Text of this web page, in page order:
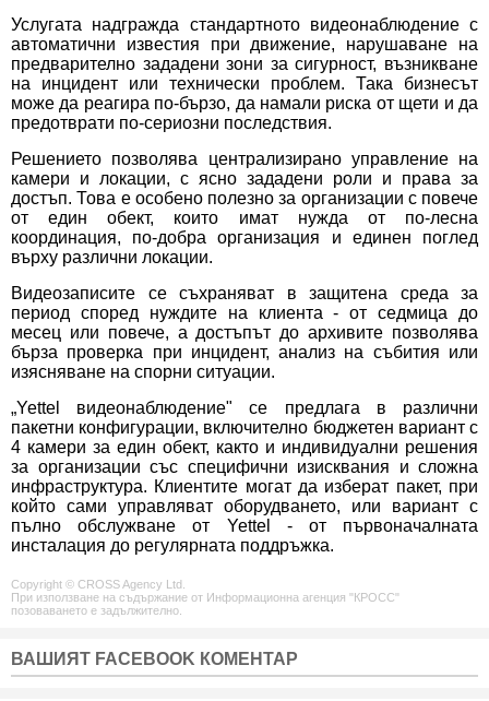
Услугата надгражда стандартното видеонаблюдение с
автоматични известия при движение, нарушаване на
предварително зададени зони за сигурност, възникване
на инцидент или технически проблем. Така бизнесът
може да реагира по-бързо, да намали риска от щети и да
предотврати по-сериозни последствия.
Решението позволява централизирано управление на
камери и локации, с ясно зададени роли и права за
достъп. Това е особено полезно за организации с повече
от един обект, които имат нужда от по-лесна
координация, по-добра организация и единен поглед
върху различни локации.
Видеозаписите се съхраняват в защитена среда за
период според нуждите на клиента - от седмица до
месец или повече, а достъпът до архивите позволява
бърза проверка при инцидент, анализ на събития или
изясняване на спорни ситуации.
„Yettel видеонаблюдение" се предлага в различни
пакетни конфигурации, включително бюджетен вариант с
4 камери за един обект, както и индивидуални решения
за организации със специфични изисквания и сложна
инфраструктура. Клиентите могат да изберат пакет, при
който сами управляват оборудването, или вариант с
пълно обслужване от Yettel - от първоначалната
инсталация до регулярната поддръжка.
Copyright © CROSS Agency Ltd.
При използване на съдържание от Информационна агенция "КРОСС"
позоваването е задължително.
ВАШИЯТ FACEBOOK КОМЕНТАР